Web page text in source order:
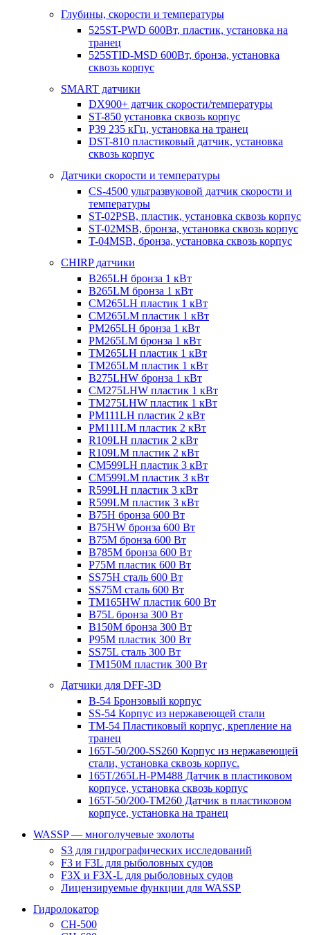
Глубины, скорости и температуры
525ST-PWD 600Вт, пластик, установка на
транец
525STID-MSD 600Вт, бронза, установка
сквозь корпус
SMART датчики
DX900+ датчик скорости/температуры
ST-850 установка сквозь корпус
P39 235 кГц, установка на транец
DST-810 пластиковый датчик, установка
сквозь корпус
Датчики скорости и температуры
CS-4500 ультразвуковой датчик скорости и
температуры
ST-02PSB, пластик, установка сквозь корпус
ST-02MSB, бронза, установка сквозь корпус
T-04MSB, бронза, установка сквозь корпус
CHIRP датчики
B265LH бронза 1 кВт
B265LM бронза 1 кВт
CM265LH пластик 1 кВт
CM265LM пластик 1 кВт
PM265LH бронза 1 кВт
PM265LM бронза 1 кВт
TM265LH пластик 1 кВт
TM265LM пластик 1 кВт
B275LHW бронза 1 кВт
CM275LHW пластик 1 кВт
TM275LHW пластик 1 кВт
PM111LH пластик 2 кВт
PM111LM пластик 2 кВт
R109LH пластик 2 кВт
R109LM пластик 2 кВт
CM599LH пластик 3 кВт
CM599LM пластик 3 кВт
R599LH пластик 3 кВт
R599LM пластик 3 кВт
B75H бронза 600 Вт
B75HW бронза 600 Вт
B75M бронза 600 Вт
B785M бронза 600 Вт
P75M пластик 600 Вт
SS75H сталь 600 Вт
SS75M сталь 600 Вт
TM165HW пластик 600 Вт
B75L бронза 300 Вт
B150M бронза 300 Вт
P95M пластик 300 Вт
SS75L сталь 300 Вт
TM150M пластик 300 Вт
Датчики для DFF-3D
B-54 Бронзовый корпус
SS-54 Корпус из нержавеющей стали
TM-54 Пластиковый корпус, крепление на
транец
165T-50/200-SS260 Корпус из нержавеющей
стали, установка сквозь корпус.
165T/265LH-PM488 Датчик в пластиковом
корпусе, установка сквозь корпус
165T-50/200-TM260 Датчик в пластиковом
корпусе, установка на транец
WASSP — многолучевые эхолоты
S3 для гидрографических исследований
F3 и F3L для рыболовных судов
F3X и F3X-L для рыболовных судов
Лицензируемые функции для WASSP
Гидролокатор
CH-500